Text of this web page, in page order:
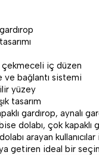
iç düzen
ve bağlantı sistemi
yüzey
tasarım
gardırop, aynalı
dolabı, çok kapaklı
arayan
getiren ideal bir